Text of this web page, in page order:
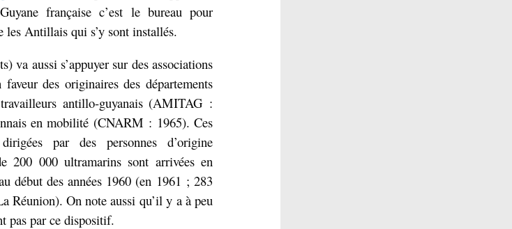
française c’est le bureau pour
les Antillais qui s’y sont installés.
aussi s’appuyer sur des associations
des originaires des départements
antillo-guyanais (AMITAG :
en mobilité (CNARM : 1965). Ces
dirigées par des personnes d’origine
200 000 ultramarins sont arrivées en
début des années 1960 (en 1961 ; 283
Réunion). On note aussi qu’il y a à peu
pas par ce dispositif.